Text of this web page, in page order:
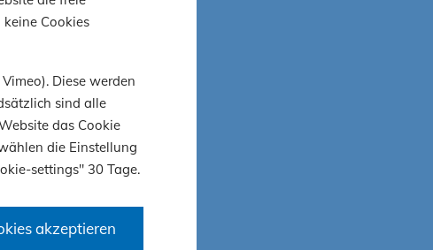
Cookies
Diese werden
sind alle
das Cookie
die Einstellung
settings" 30 Tage.
akzeptieren
zu
sowie die
rund um
in der
auch Sie